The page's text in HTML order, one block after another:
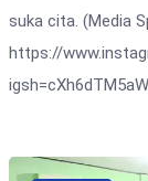
suka cita. (Media
https://